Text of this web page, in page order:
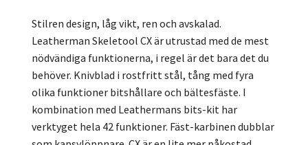
Stilren design, låg vikt, ren och avskalad.
Leatherman Skeletool CX är utrustad med de mest
nödvändiga funktionerna, i regel är det bara det du
behöver. Knivblad i rostfritt stål, tång med fyra
olika funktioner bitshållare och bältesfäste. I
kombination med Leathermans bits-kit har
verktyget hela 42 funktioner. Fäst-karbinen dubblar